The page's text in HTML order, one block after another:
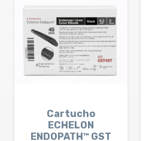
Cartucho
ECHELON
ENDOPATH™ GST